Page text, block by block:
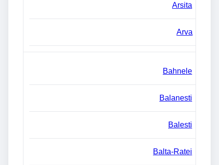
Arsita
Arva
Bahnele
Balanesti
Balesti
Balta-Ratei